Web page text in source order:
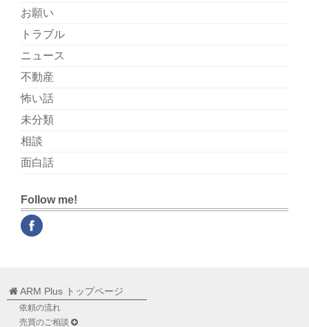
お願い
トラブル
ニュース
不動産
怖い話
未分類
相談
面白話
Follow me!
ARM Plus トップページ
依頼の流れ
売買のご相談